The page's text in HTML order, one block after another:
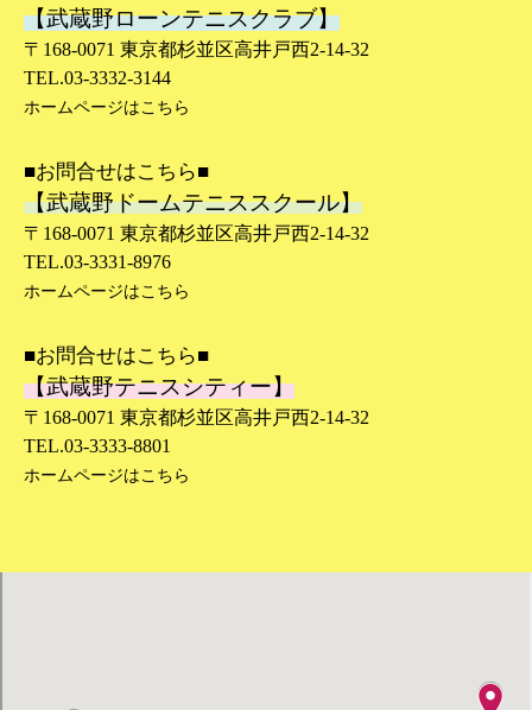
【武蔵野ローンテニスクラブ】
〒168-0071 東京都杉並区高井戸西2-14-32
TEL.03-3332-3144
ホームページはこちら
■お問合せはこちら■
【武蔵野ドームテニススクール】
〒168-0071 東京都杉並区高井戸西2-14-32
TEL.03-3331-8976
ホームページはこちら
■お問合せはこちら■
【武蔵野テニスシティー】
〒168-0071 東京都杉並区高井戸西2-14-32
TEL.03-3333-8801
ホームページはこちら